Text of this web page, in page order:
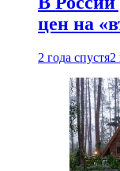
цен на
2 года спустя2